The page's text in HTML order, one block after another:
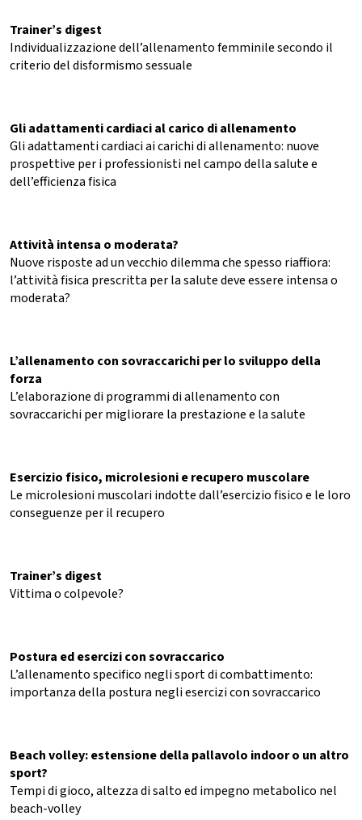
Trainer’s digest
Individualizzazione dell’allenamento femminile secondo il
criterio del disformismo sessuale
Gli adattamenti cardiaci al carico di allenamento
Gli adattamenti cardiaci ai carichi di allenamento: nuove
prospettive per i professionisti nel campo della salute e
dell’efficienza fisica
Attività intensa o moderata?
Nuove risposte ad un vecchio dilemma che spesso riaffiora:
l’attività fisica prescritta per la salute deve essere intensa o
moderata?
L’allenamento con sovraccarichi per lo sviluppo della
forza
L’elaborazione di programmi di allenamento con
sovraccarichi per migliorare la prestazione e la salute
Esercizio fisico, microlesioni e recupero muscolare
Le microlesioni muscolari indotte dall’esercizio fisico e le loro
conseguenze per il recupero
Trainer’s digest
Vittima o colpevole?
Postura ed esercizi con sovraccarico
L’allenamento specifico negli sport di combattimento:
importanza della postura negli esercizi con sovraccarico
Beach volley: estensione della pallavolo indoor o un altro
sport?
Tempi di gioco, altezza di salto ed impegno metabolico nel
beach-volley